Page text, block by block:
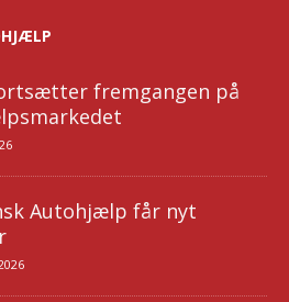
fremgangen på
Autohjælp får nyt